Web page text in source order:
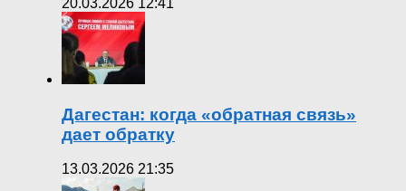
Дагестан: когда «обратная связь»
дает обратку
13.03.2026 21:35